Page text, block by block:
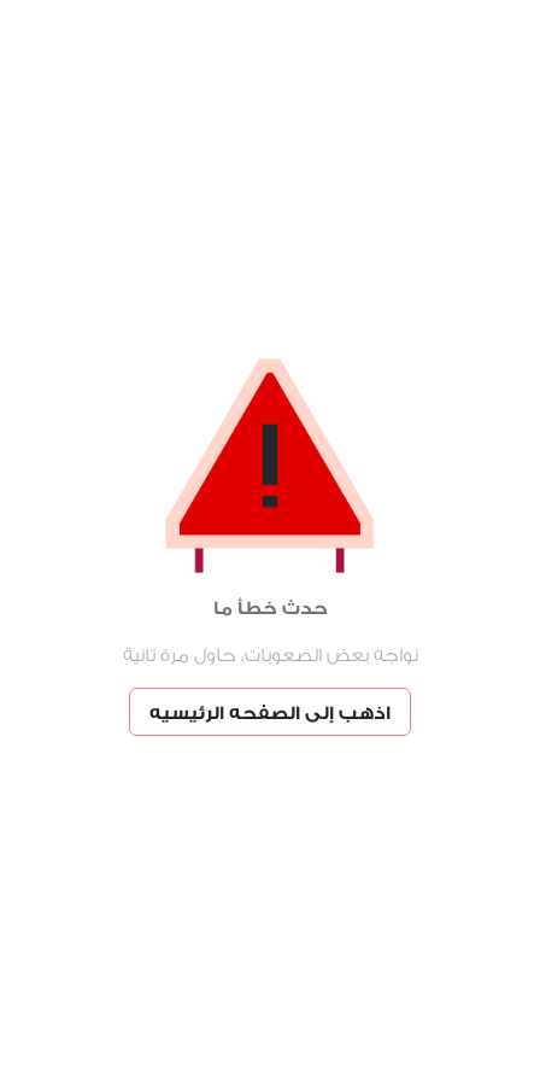
حدث خطأ ما
نواجه بعض الصعوبات، حاول مرة تانية
اذهب إلى الصفحه الرئيسيه